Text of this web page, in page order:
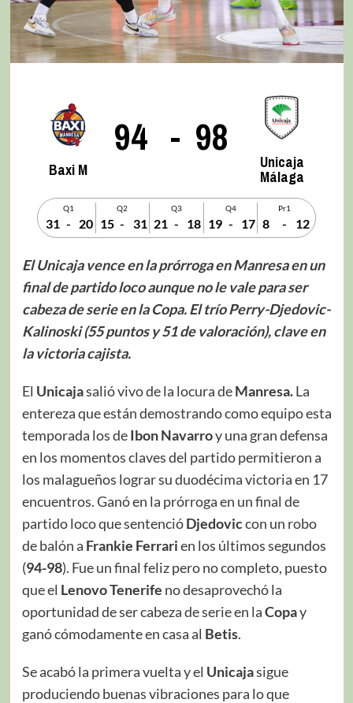
Baxi M
94 - 98
Unicaja
Málaga
Q1
31 - 20
Q2
15 - 31
Q3
21 - 18
Q4
19 - 17
Pr1
8 - 12
El Unicaja vence en la prórroga en Manresa en un
final de partido loco aunque no le vale para ser
cabeza de serie en la Copa. El trío Perry-Djedovic-
Kalinoski (55 puntos y 51 de valoración), clave en
la victoria cajista.
El Unicajasalió vivo de la locura deManresa.La
entereza que están demostrando como equipo esta
temporada los deIbon Navarroy una gran defensa
en los momentos claves del partido permitieron a
los malagueños lograr su duodécima victoria en 17
encuentros. Ganó en la prórroga en un final de
partido loco que sentencióDjedoviccon un robo
de balón a Frankie Ferrarien los últimos segundos
(94-98). Fue un final feliz pero no completo, puesto
que el Lenovo Tenerife no desaprovechó la
oportunidad de ser cabeza de serie en laCopay
ganó cómodamente en casa al Betis.
Se acabó la primera vuelta y el Unicajasigue
produciendo buenas vibraciones para lo que